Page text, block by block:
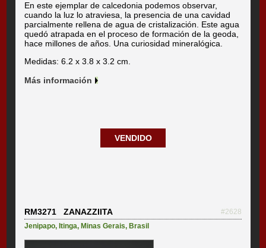
En este ejemplar de calcedonia podemos observar,
cuando la luz lo atraviesa, la presencia de una cavidad
parcialmente rellena de agua de cristalización. Este agua
quedó atrapada en el proceso de formación de la geoda,
hace millones de años. Una curiosidad mineralógica.
Medidas: 6.2 x 3.8 x 3.2 cm.
Más información
VENDIDO
RM3271 ZANAZZIITA
#2628
Jenipapo, Itinga, Minas Gerais, Brasil